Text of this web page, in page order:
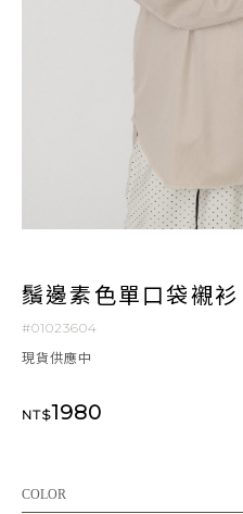
鬚邊素色單口袋襯衫
#01023604
現貨供應中
NT$1980
COLOR